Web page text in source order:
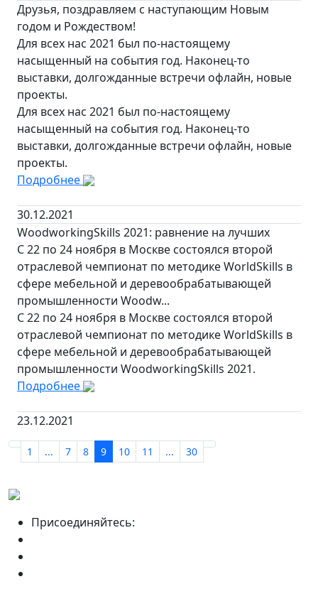
Друзья, поздравляем с наступающим Новым
годом и Рождеством!
Для всех нас 2021 был по-настоящему
насыщенный на события год. Наконец-то
выставки, долгожданные встречи офлайн, новые
проекты.
Для всех нас 2021 был по-настоящему
насыщенный на события год. Наконец-то
выставки, долгожданные встречи офлайн, новые
проекты.
Подробнее
30.12.2021
WoodworkingSkills 2021: равнение на лучших
С 22 по 24 ноября в Москве состоялся второй
отраслевой чемпионат по методике WorldSkills в
сфере мебельной и деревообрабатывающей
промышленности Woodw...
С 22 по 24 ноября в Москве состоялся второй
отраслевой чемпионат по методике WorldSkills в
сфере мебельной и деревообрабатывающей
промышленности WoodworkingSkills 2021.
Подробнее
23.12.2021
1 ... 7 8 9 10 11 ... 30
Присоединяйтесь: